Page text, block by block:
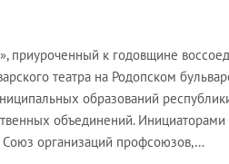
приуроченный к годовщине
театра на Родопском
образований
объединений.
Союз организаций профсоюзов,…